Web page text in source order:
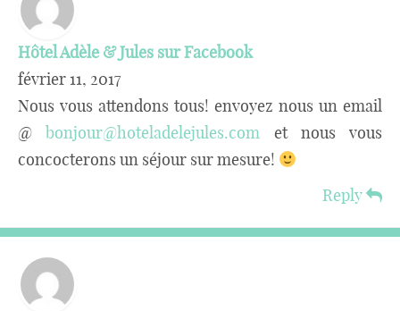
Hôtel Adèle & Jules sur Facebook
février 11, 2017
Nous vous attendons tous! envoyez nous un email
@bonjour@hoteladelejules.com et nous vous
concocterons un séjour sur mesure!
Reply